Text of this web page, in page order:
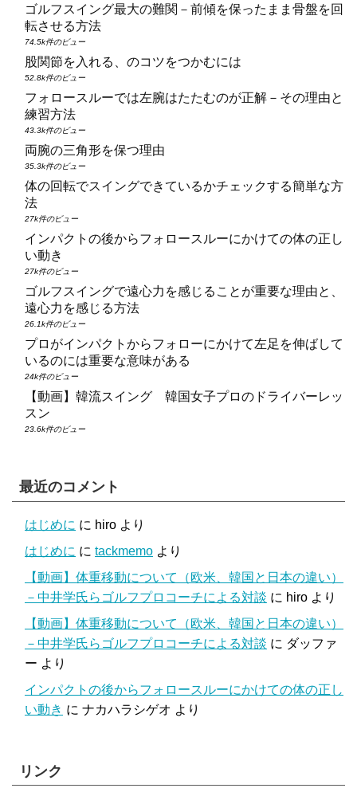
ゴルフスイング最大の難関－前傾を保ったまま骨盤を回
転させる方法
74.5k件のビュー
股関節を入れる、のコツをつかむには
52.8k件のビュー
フォロースルーでは左腕はたたむのが正解－その理由と
練習方法
43.3k件のビュー
両腕の三角形を保つ理由
35.3k件のビュー
体の回転でスイングできているかチェックする簡単な方
法
27k件のビュー
インパクトの後からフォロースルーにかけての体の正し
い動き
27k件のビュー
ゴルフスイングで遠心力を感じることが重要な理由と、
遠心力を感じる方法
26.1k件のビュー
プロがインパクトからフォローにかけて左足を伸ばして
いるのには重要な意味がある
24k件のビュー
【動画】韓流スイング 韓国女子プロのドライバーレッ
スン
23.6k件のビュー
最近のコメント
はじめに に hiro より
はじめに に tackmemo より
【動画】体重移動について（欧米、韓国と日本の違い）
－中井学氏らゴルフプロコーチによる対談 に hiro より
【動画】体重移動について（欧米、韓国と日本の違い）
－中井学氏らゴルフプロコーチによる対談 に ダッファ
ー より
インパクトの後からフォロースルーにかけての体の正し
い動き に ナカハラシゲオ より
リンク